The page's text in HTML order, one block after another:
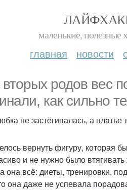
маленькие, полезные
главная новости
родов вес
как сильно
не застёгивалась, а платье
вернуть фигуру, которая
и не нужно было
она всё: диеты, тренировки,
она даже не успевала